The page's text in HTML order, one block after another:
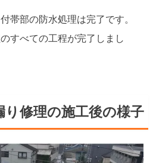
帯部の防水処理は完了です。
すべての工程が完了しまし
修理の施工後の様子